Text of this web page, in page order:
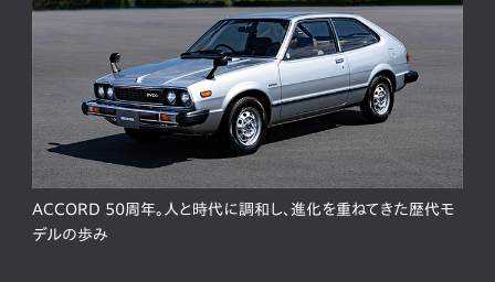
ACCORD 50周年。人と時代に調和し、進化を重ねてきた歴代モ
デルの歩み